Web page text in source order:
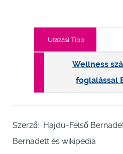
Utazási Tipp
Wellness
foglalással
Szerző: Hajdu-Felső
Bernadett és wikipedia